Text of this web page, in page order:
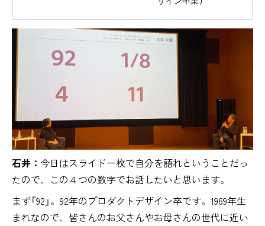
石井： 今日はスライド一枚で自分を語れということだっ
たので、この４つの数字でお話したいと思います。
まず「92」。92年のプロダクトデザイン卒です。1969年生
まれなので、皆さんのお父さんやお母さんの世代に近い